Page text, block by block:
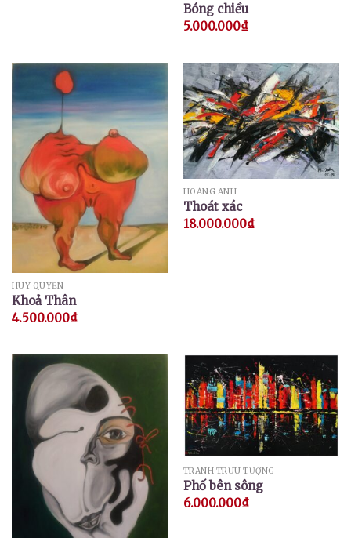
Bóng chiều
5.000.000₫
HUY QUYỂN
Khoả Thân
4.500.000₫
HOÀNG ANH
Thoát xác
18.000.000₫
TRANH TRỪU TƯỢNG
Phố bên sông
6.000.000₫